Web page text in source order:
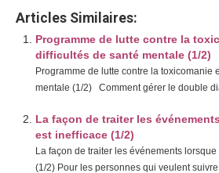
Articles Similaires:
Programme de lutte contre la
difficultés de santé mentale (1/2)
Programme de lutte contre la toxicomanie
mentale (1/2) Comment gérer le double
La façon de traiter les
est inefficace (1/2)
La façon de traiter les événements
(1/2) Pour les personnes qui veulent